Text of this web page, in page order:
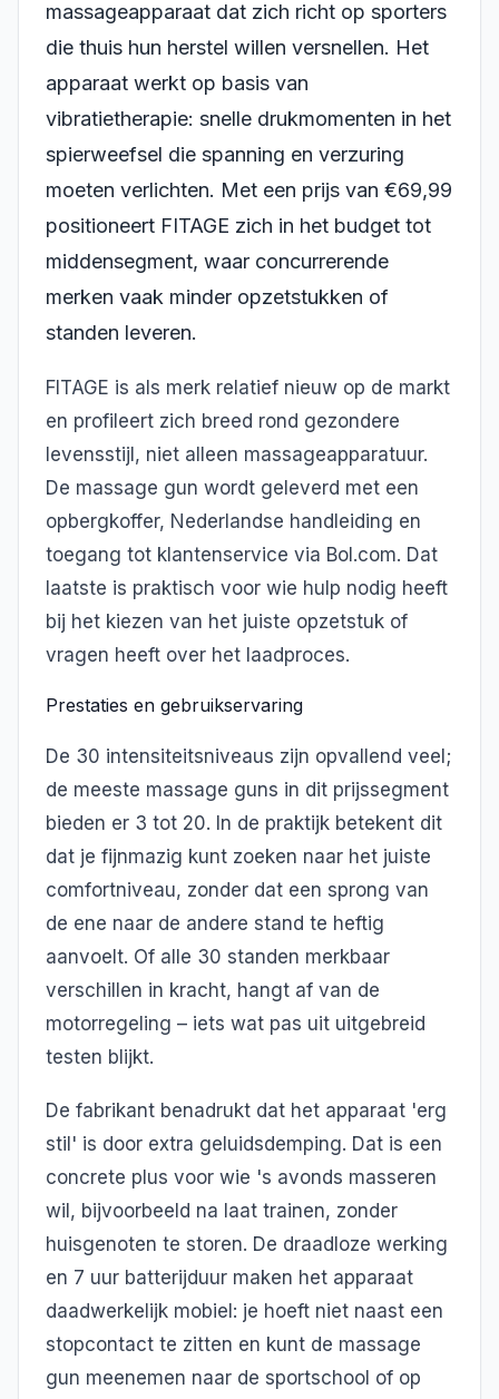
massageapparaat dat zich richt op sporters
die thuis hun herstel willen versnellen. Het
apparaat werkt op basis van
vibratietherapie: snelle drukmomenten in het
spierweefsel die spanning en verzuring
moeten verlichten. Met een prijs van €69,99
positioneert FITAGE zich in het budget tot
middensegment, waar concurrerende
merken vaak minder opzetstukken of
standen leveren.
FITAGE is als merk relatief nieuw op de markt
en profileert zich breed rond gezondere
levensstijl, niet alleen massageapparatuur.
De massage gun wordt geleverd met een
opbergkoffer, Nederlandse handleiding en
toegang tot klantenservice via Bol.com. Dat
laatste is praktisch voor wie hulp nodig heeft
bij het kiezen van het juiste opzetstuk of
vragen heeft over het laadproces.
Prestaties en gebruikservaring
De 30 intensiteitsniveaus zijn opvallend veel;
de meeste massage guns in dit prijssegment
bieden er 3 tot 20. In de praktijk betekent dit
dat je fijnmazig kunt zoeken naar het juiste
comfortniveau, zonder dat een sprong van
de ene naar de andere stand te heftig
aanvoelt. Of alle 30 standen merkbaar
verschillen in kracht, hangt af van de
motorregeling – iets wat pas uit uitgebreid
testen blijkt.
De fabrikant benadrukt dat het apparaat 'erg
stil' is door extra geluidsdemping. Dat is een
concrete plus voor wie 's avonds masseren
wil, bijvoorbeeld na laat trainen, zonder
huisgenoten te storen. De draadloze werking
en 7 uur batterijduur maken het apparaat
daadwerkelijk mobiel: je hoeft niet naast een
stopcontact te zitten en kunt de massage
gun meenemen naar de sportschool of op